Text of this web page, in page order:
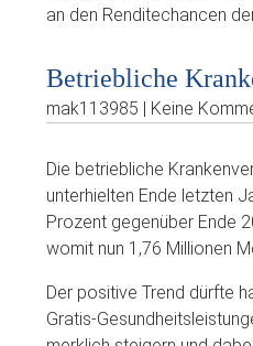
an den Renditechancen
Betriebliche
mak113985 | Keine
Die betriebliche
unterhielten Ende letzten
Prozent gegenüber Ende
womit nun 1,76 Millionen
Der positive Trend dürfte
Gratis-